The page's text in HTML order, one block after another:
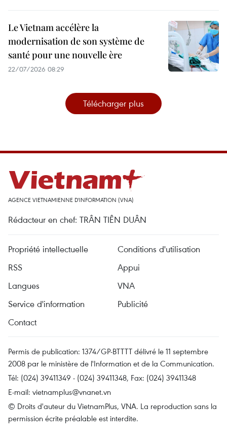
Le Vietnam accélère la
modernisation de son système de
santé pour une nouvelle ère
22/07/2026 08:29
Télécharger plus
AGENCE VIETNAMIENNE D'INFORMATION (VNA)
Rédacteur en chef: TRÂN TIÊN DUÂN
Propriété intellectuelle
Conditions d'utilisation
RSS
Appui
Langues
VNA
Service d'information
Publicité
Contact
Permis de publication: 1374/GP-BTTTT délivré le 11 septembre
2008 par le ministère de l'Information et de la Communication.
Tél: (024) 39411349 - (024) 39411348, Fax: (024) 39411348
E-mail: vietnamplus@vnanet.vn
© Droits d'auteur du VietnamPlus, VNA. La reproduction sans la
permission écrite préalable est interdite.